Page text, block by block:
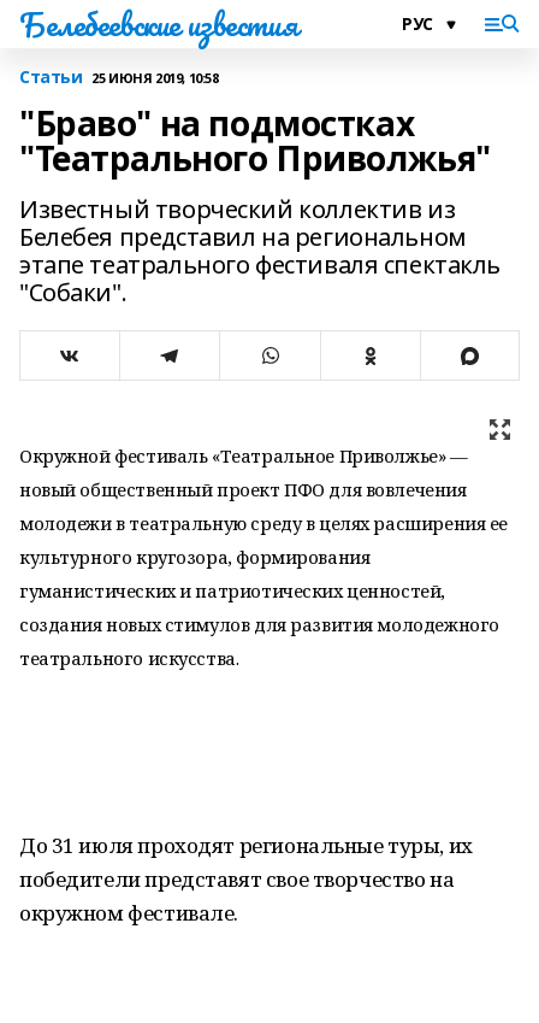
Белебеевские известия
Статьи 25 ИЮНЯ 2019, 10:58
"Браво" на подмостках
"Театрального Приволжья"
Известный творческий коллектив из
Белебея представил на региональном
этапе театрального фестиваля спектакль
"Собаки".
Окружной фестиваль «Театральное Приволжье» —
новый общественный проект ПФО для вовлечения
молодежи в театральную среду в целях расширения ее
культурного кругозора, формирования
гуманистических и патриотических ценностей,
создания новых стимулов для развития молодежного
театрального искусства.
До 31 июля проходят региональные туры, их
победители представят свое творчество на
окружном фестивале.